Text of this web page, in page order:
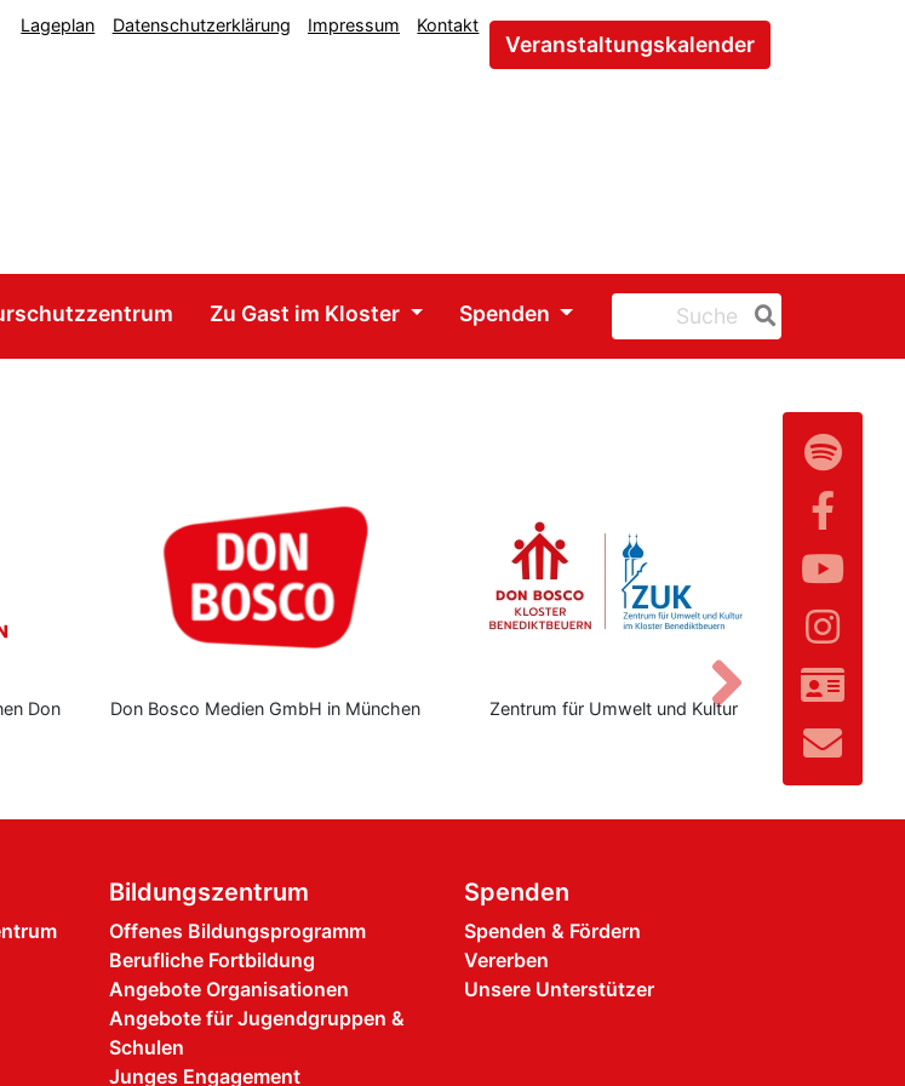
Lageplan Datenschutzerklärung Impressum Kontakt
Veranstaltungskalender
Zu Gast im Kloster Spenden
Don
Don Bosco Medien GmbH in München Zentrum für Umwelt und Kultur Vor
Bildungszentrum
Offenes Bildungsprogramm
Berufliche Fortbildung
Angebote Organisationen
Angebote für Jugendgruppen &
Schulen
Junges Engagement
Spenden
Spenden & Fördern
Vererben
Unsere Unterstützer